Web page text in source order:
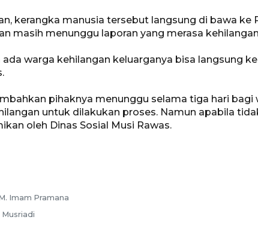
kerangka manusia tersebut langsung di bawa ke
masih menunggu laporan yang merasa
ada warga kehilangan keluarganya bisa langsung
pihaknya menunggu selama tiga hari bagi
untuk dilakukan proses. Namun apabila
oleh Dinas Sosial Musi Rawas.
Imam Pramana